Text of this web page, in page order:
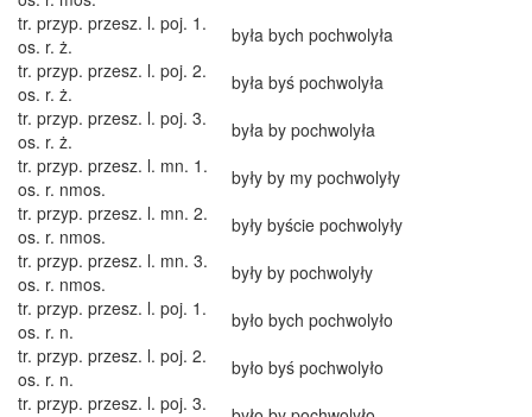
tr. przyp. przesz. l. poj. 1.
os. r. ż.
była bych pochwolyła
tr. przyp. przesz. l. poj. 2.
os. r. ż.
była byś pochwolyła
tr. przyp. przesz. l. poj. 3.
os. r. ż.
była by pochwolyła
tr. przyp. przesz. l. mn. 1.
os. r. nmos.
były by my pochwolyły
tr. przyp. przesz. l. mn. 2.
os. r. nmos.
były byście pochwolyły
tr. przyp. przesz. l. mn. 3.
os. r. nmos.
były by pochwolyły
tr. przyp. przesz. l. poj. 1.
os. r. n.
było bych pochwolyło
tr. przyp. przesz. l. poj. 2.
os. r. n.
było byś pochwolyło
tr. przyp. przesz. l. poj. 3.